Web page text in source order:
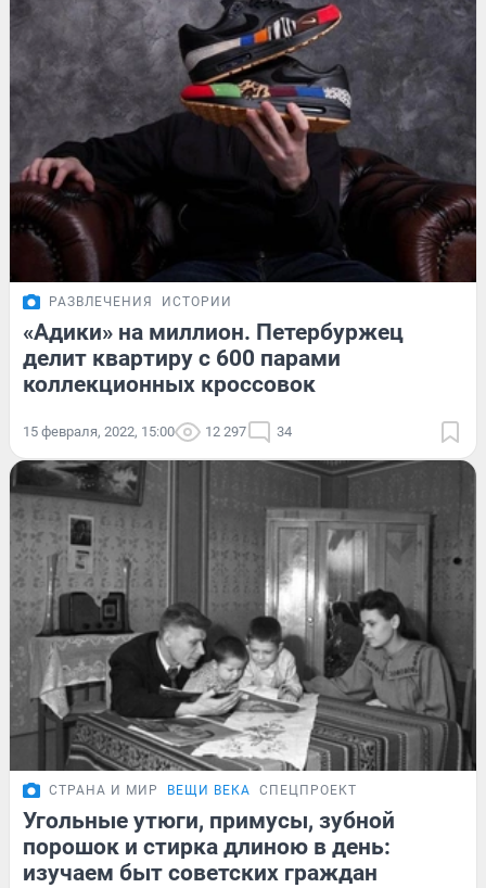
РАЗВЛЕЧЕНИЯ ИСТОРИИ
«Адики» на миллион. Петербуржец
делит квартиру с 600 парами
коллекционных кроссовок
15 февраля, 2022, 15:00 12 297 34
СТРАНА И МИР ВЕЩИ ВЕКА СПЕЦПРОЕКТ
Угольные утюги, примусы, зубной
порошок и стирка длиною в день:
изучаем быт советских граждан